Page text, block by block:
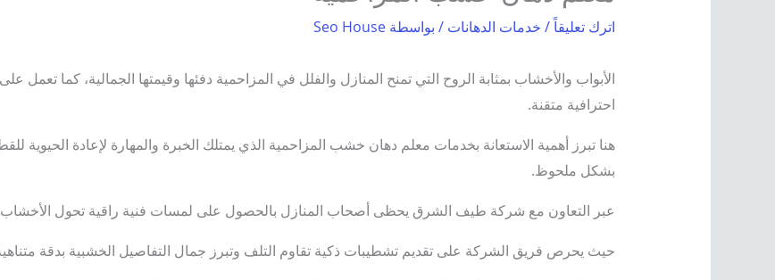
اترك تعليقاً/ خدمات الدهانات / بواسطة Seo House
الأبواب والأخشاب بمثابة الروح التي تمنح المنازل والفلل في المزاحمية دفئها وقيمتها الجمالية، كما تعمل
احترافية متقنة.
هنا تبرز أهمية الاستعانة بخدمات معلم دهان خشب المزاحمية الذي يمتلك الخبرة والمهارة لإعادة الحيوية
بشكل ملحوظ.
عبر التعاون مع شركة طيف الشرق يحظى أصحاب المنازل بالحصول على لمسات فنية راقية تحول الأخشاب
حيث يحرص فريق الشركة على تقديم تشطيبات ذكية تقاوم التلف وتبرز جمال التفاصيل الخشبية بدقة